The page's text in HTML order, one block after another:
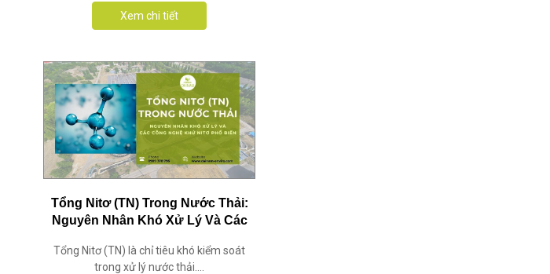
Xem chi tiết
Tổng Nitơ (TN) Trong Nước Thải:
Nguyên Nhân Khó Xử Lý Và Các
Tổng Nitơ (TN) là chỉ tiêu khó kiểm soát
trong xử lý nước thải....